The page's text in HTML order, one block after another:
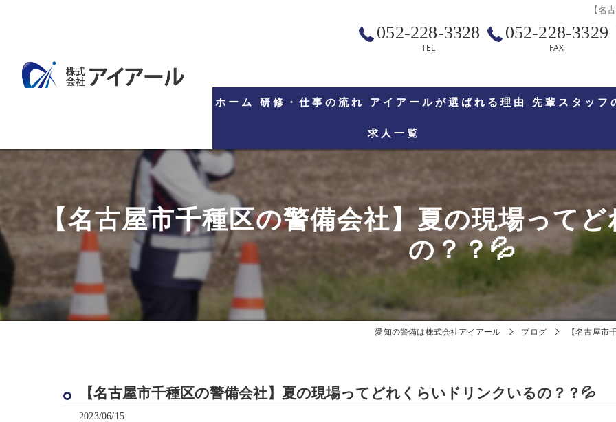
【名
052-228-3328
TEL
052-228-3329
FAX
ホーム 研修・仕事の流れ アイアールが選ばれる理由 先輩スタッフ
求人一覧
【名古屋市千種区の警備会社】夏の現場って
の？？💦
愛知の警備は株式会社アイアール ブログ 【名古屋市
【名古屋市千種区の警備会社】夏の現場ってどれくらいドリンクいるの？？💦
2023/06/15